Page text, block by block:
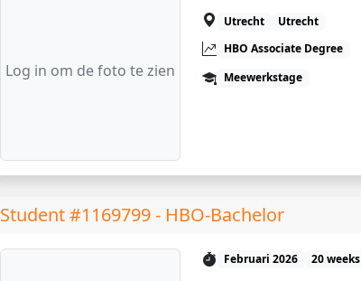
Log in om de foto te zien
Utrecht
Utrecht
HBO Associate Degree
Meewerkstage
Student #1169799 - HBO-Bachelor
Februari 2026 20 weeks